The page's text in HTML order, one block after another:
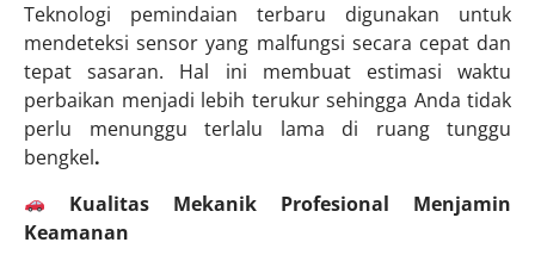
Teknologi pemindaian terbaru digunakan untuk
mendeteksi sensor yang malfungsi secara cepat dan
tepat sasaran. Hal ini membuat estimasi waktu
perbaikan menjadi lebih terukur sehingga Anda tidak
perlu menunggu terlalu lama di ruang tunggu
bengkel.
Kualitas Mekanik Profesional Menjamin
Keamanan